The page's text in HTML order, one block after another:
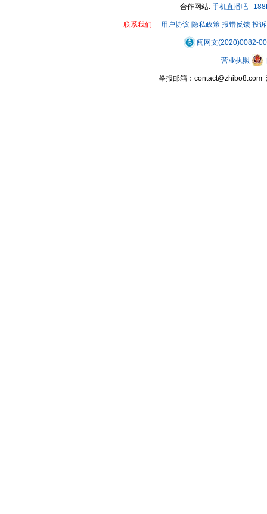
合作网站: 手机直播吧
联系我们 用户协议 隐私政策 报错反馈 投
闽网文(2020)0082-
营业执照
举报邮箱：